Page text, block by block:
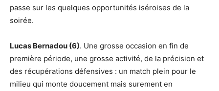
passe sur les quelques opportunités iséroises de la
soirée.
Lucas Bernadou (6). Une grosse occasion en fin de
première période, une grosse activité, de la précision et
des récupérations défensives : un match plein pour le
milieu qui monte doucement mais surement en